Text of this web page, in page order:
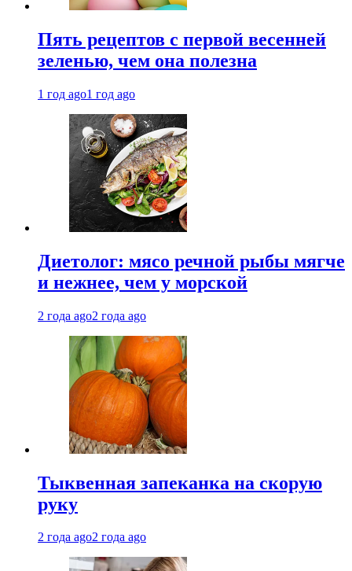
Пять рецептов с первой весенней
зеленью, чем она полезна
1 год ago1 год ago
Диетолог: мясо речной рыбы мягче
и нежнее, чем у морской
2 года ago2 года ago
Тыквенная запеканка на скорую
руку
2 года ago2 года ago